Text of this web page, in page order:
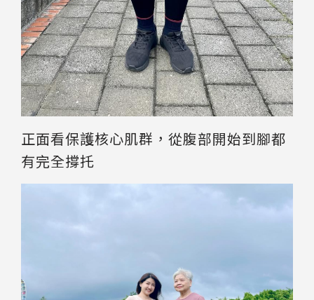
正面看保護核心肌群，從腹部開始到腳都
有完全撐托